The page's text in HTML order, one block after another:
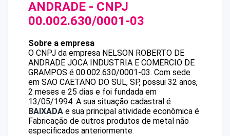
ANDRADE - CNPJ
00.002.630/0001-03
Sobre a empresa
O CNPJ da empresa NELSON ROBERTO DE
ANDRADE JOCA INDUSTRIA E COMERCIO DE
GRAMPOS é 00.002.630/0001-03. Com sede
em SAO CAETANO DO SUL, SP, possui 32 anos,
2 meses e 25 dias e foi fundada em
13/05/1994. A sua situação cadastral é
BAIXADA e sua principal atividade econômica é
Fabricação de outros produtos de metal não
especificados anteriormente.